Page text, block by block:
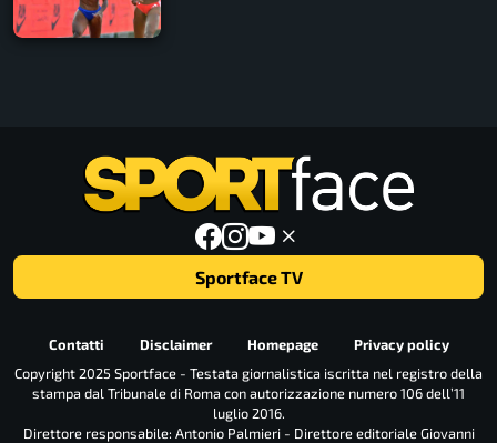
Sportface TV
Contatti Disclaimer Homepage
Privacy policy
Copyright 2025 Sportface - Testata giornalistica iscritta nel registro della
stampa dal Tribunale di Roma con autorizzazione numero 106 dell’11
luglio 2016.
Direttore responsabile: Antonio Palmieri - Direttore editoriale Giovanni